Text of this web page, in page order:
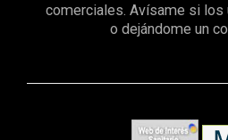
comerciales. Avísame si los
o dejándome un